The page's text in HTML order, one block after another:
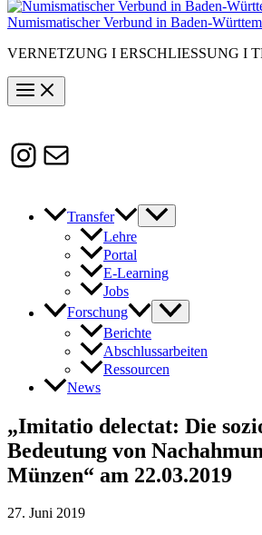
Numismatischer Verbund in Baden-
VERNETZUNG I ERSCHLIESSUNG I
Instagram
heidelberg.de
Transfer
Lehre
Portal
E-Learning
Jobs
Forschung
Berichte
Abschlussarbeiten
Ressourcen
News
„Imitatio delectat: Die
Bedeutung von
Münzen“ am 22.03.2019
27. Juni 2019